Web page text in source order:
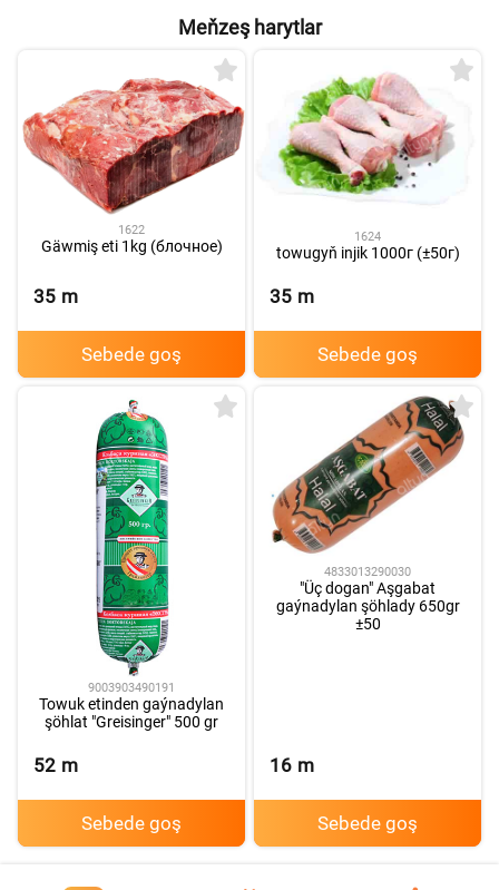
Meňzeş harytlar
1622
Gäwmiş eti 1kg (блочное)
35 m
Sebede goş
1624
towugyň injik 1000г (±50г)
35 m
Sebede goş
9003903490191
Towuk etinden gaýnadylan
şöhlat "Greisinger" 500 gr
52 m
Sebede goş
4833013290030
"Üç dogan" Aşgabat
gaýnadylan şöhlady 650gr
±50
16 m
Sebede goş